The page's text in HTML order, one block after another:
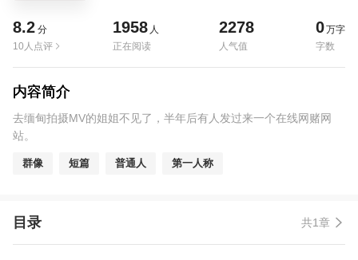
8.2 分
10人点评
1958 人
正在阅读
2278
人气值
0万字
字数
内容简介
去缅甸拍摄MV的姐姐不见了，半年后有人发过来一个在线网赌网
站。
群像 短篇 普通人 第一人称
目录 共1章